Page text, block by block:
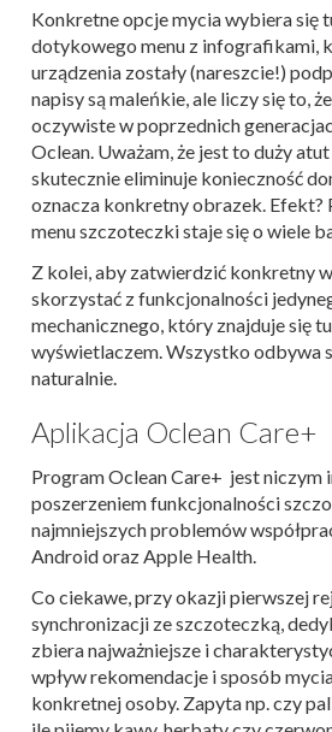
Konkretne opcje mycia wybiera się
dotykowego menu z infografikami,
urządzenia zostały (nareszcie!)
napisy są maleńkie, ale liczy się to,
oczywiste w poprzednich
Oclean. Uważam, że jest to duży
skutecznie eliminuje konieczność
oznacza konkretny obrazek. Efekt?
menu szczoteczki staje się o wiele
Z kolei, aby zatwierdzić konkretny
skorzystać z funkcjonalności
mechanicznego, który znajduje się
wyświetlaczem. Wszystko odbywa
naturalnie.
Aplikacja Oclean Care+
Program Oclean Care+ jest niczym
poszerzeniem funkcjonalności
najmniejszych problemów
Android oraz Apple Health.
Co ciekawe, przy okazji pierwszej
synchronizacji ze szczoteczką,
zbiera najważniejsze i
wpływ rekomendacje i sposób
konkretnej osoby. Zapyta np. czy